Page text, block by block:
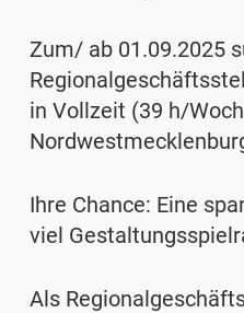
Zum/ ab 01.09.2025
in Vollzeit (39 h/
Ihre Chance: Eine
viel
Als